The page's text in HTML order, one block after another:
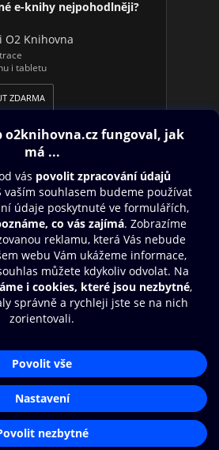
e-knihy nejpohodlněji?
O2 Knihovna
i tabletu
ZDARMA
údajů
Aplikace O2 Knihovna
Čti a poslouchej své e-knihy a
audioknihy rychleji a pohodlněji.